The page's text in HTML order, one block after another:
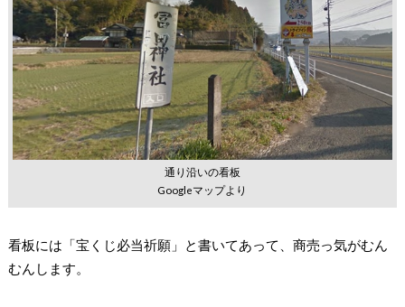
通り沿いの看板
Googleマップより
看板には「宝くじ必当祈願」と書いてあって、商売っ気がむん
むんします。